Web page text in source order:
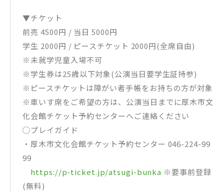
▼チケット
前売 4500円 / 当日 5000円
学生 2000円 / ピースチケット 2000円(全席自由)
※未就学児童入場不可
※学生券は25歳以下対象(公演当日要学生証持参)
※ピースチケットは障がい者手帳をお持ちの方が対象
※車いす席をご希望の方は、公演当日までに厚木市文
化会館チケット予約センターへご連絡ください
◯プレイガイド
・厚木市文化会館チケット予約センター 046-224-99
99
https://p-ticket.jp/atsugi-bunka ※要事前登録
(無料)